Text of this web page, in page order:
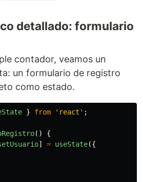
detallado: formulario
contador, veamos un
un formulario de registro
como estado.
} from ' react ' ;
()
{
] = useState({